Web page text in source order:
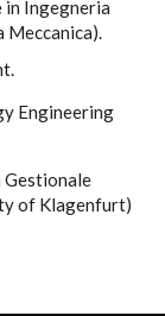
in Ingegneria
Meccanica).
Engineering
Gestionale
of Klagenfurt)